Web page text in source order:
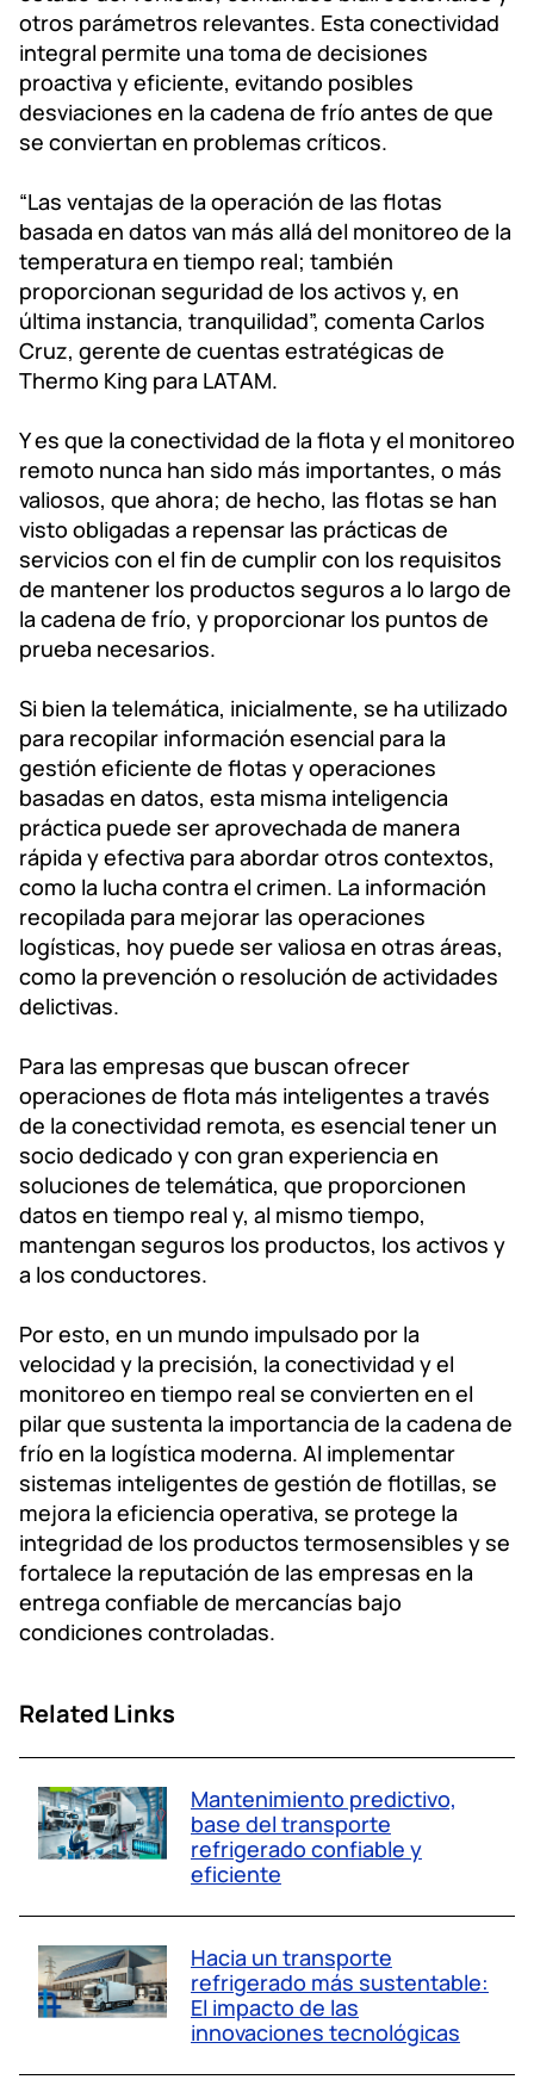
otros parámetros relevantes. Esta conectividad
integral permite una toma de decisiones
proactiva y eficiente, evitando posibles
desviaciones en la cadena de frío antes de que
se conviertan en problemas críticos.
“Las ventajas de la operación de las flotas
basada en datos van más allá del monitoreo de la
temperatura en tiempo real; también
proporcionan seguridad de los activos y, en
última instancia, tranquilidad”, comenta Carlos
Cruz, gerente de cuentas estratégicas de
Thermo King para LATAM.
Y es que la conectividad de la flota y el monitoreo
remoto nunca han sido más importantes, o más
valiosos, que ahora; de hecho, las flotas se han
visto obligadas a repensar las prácticas de
servicios con el fin de cumplir con los requisitos
de mantener los productos seguros a lo largo de
la cadena de frío, y proporcionar los puntos de
prueba necesarios.
Si bien la telemática, inicialmente, se ha utilizado
para recopilar información esencial para la
gestión eficiente de flotas y operaciones
basadas en datos, esta misma inteligencia
práctica puede ser aprovechada de manera
rápida y efectiva para abordar otros contextos,
como la lucha contra el crimen. La información
recopilada para mejorar las operaciones
logísticas, hoy puede ser valiosa en otras áreas,
como la prevención o resolución de actividades
delictivas.
Para las empresas que buscan ofrecer
operaciones de flota más inteligentes a través
de la conectividad remota, es esencial tener un
socio dedicado y con gran experiencia en
soluciones de telemática, que proporcionen
datos en tiempo real y, al mismo tiempo,
mantengan seguros los productos, los activos y
a los conductores.
Por esto, en un mundo impulsado por la
velocidad y la precisión, la conectividad y el
monitoreo en tiempo real se convierten en el
pilar que sustenta la importancia de la cadena de
frío en la logística moderna. Al implementar
sistemas inteligentes de gestión de flotillas, se
mejora la eficiencia operativa, se protege la
integridad de los productos termosensibles y se
fortalece la reputación de las empresas en la
entrega confiable de mercancías bajo
condiciones controladas.
Related Links
Mantenimiento predictivo,
base del transporte
refrigerado confiable y
eficiente
Hacia un transporte
refrigerado más sustentable:
El impacto de las
innovaciones tecnológicas